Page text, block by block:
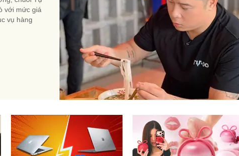
với mức giá
vụ hàng